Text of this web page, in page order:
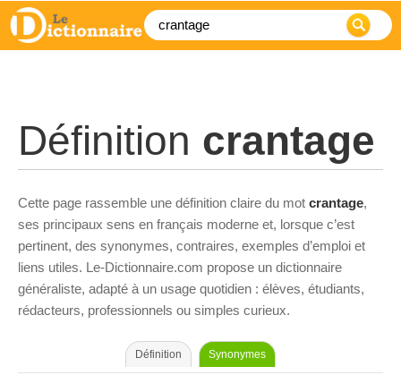
Définition crantage
Cette page rassemble une définition claire du mot crantage,
ses principaux sens en français moderne et, lorsque c’est
pertinent, des synonymes, contraires, exemples d’emploi et
liens utiles. Le-Dictionnaire.com propose un dictionnaire
généraliste, adapté à un usage quotidien : élèves, étudiants,
rédacteurs, professionnels ou simples curieux.
Définition Synonymes